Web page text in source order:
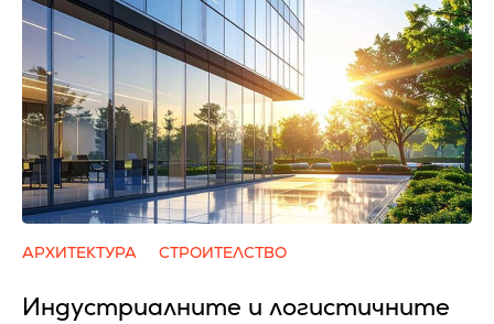
АРХИТЕКТУРА СТРОИТЕЛСТВО
Индустриалните и логистичните